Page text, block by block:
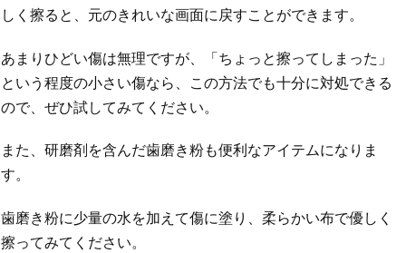
しく擦ると、元のきれいな画面に戻すことができます。
あまりひどい傷は無理ですが、「ちょっと擦ってしまった」
という程度の小さい傷なら、この方法でも十分に対処できる
ので、ぜひ試してみてください。
また、研磨剤を含んだ歯磨き粉も便利なアイテムになりま
す。
歯磨き粉に少量の水を加えて傷に塗り、柔らかい布で優しく
擦ってみてください。